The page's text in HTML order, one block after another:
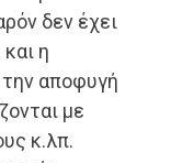
δεν έχει
η
την αποφυγή
με
κ.λπ.